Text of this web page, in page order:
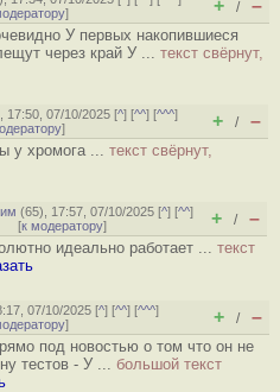
] + / –
У первых накопившиеся
через край У ... текст свёрнут,
17:50, 07/10/2025 [^] [^^] [^^^]
] + / –
у хромога ... текст свёрнут,
(65), 17:57, 07/10/2025 [^] [^^]
[к модератору] + / –
идеально работает ... текст
07/10/2025 [^] [^^] [^^^]
] + / –
под новостью о том что он не
тестов - У ... большой текст